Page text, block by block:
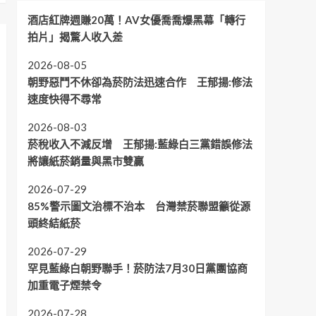
酒店紅牌週賺20萬！AV女優喬喬爆黑幕「轉行
拍片」揭驚人收入差
2026-08-05
朝野惡鬥不休卻為菸防法迅速合作 王郁揚:修法
速度快得不尋常
2026-08-03
菸稅收入不減反增 王郁揚:藍綠白三黨錯誤修法
將讓紙菸銷量與黑市雙贏
2026-07-29
85%警示圖文治標不治本 台灣禁菸聯盟籲從源
頭終結紙菸
2026-07-29
罕見藍綠白朝野聯手！菸防法7月30日黨團協商
加重電子煙禁令
2026-07-28